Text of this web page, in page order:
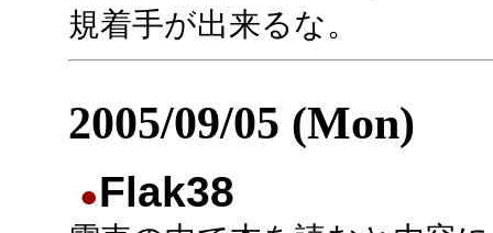
規着手が出来るな。
2005/09/05 (Mon)
●Flak38